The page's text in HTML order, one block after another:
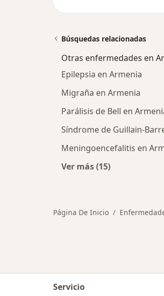
Búsquedas relacionadas
Otras enfermedades en
Epilepsia en Armenia
Migraña en Armenia
Parálisis de Bell en
Síndrome de Guillain-
Meningoencefalitis en
Ver más (15)
Página De Inicio
Servicio